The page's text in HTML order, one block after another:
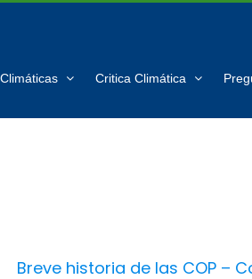
Critica Climática
Breve historia de las COP –